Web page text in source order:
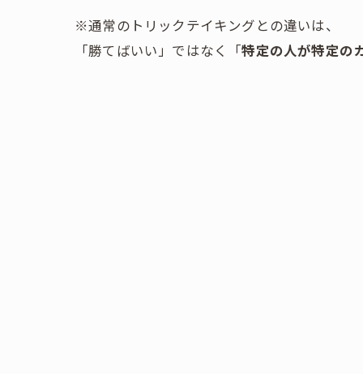
※通常のトリックテイキングとの違いは、
「勝てばいい」ではなく「特定の人が特定の